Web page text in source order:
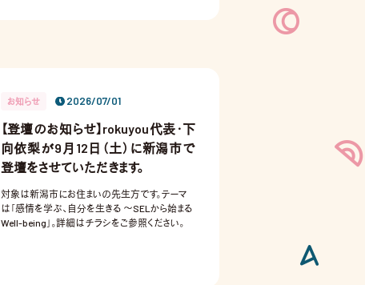
お知らせ 2026/07/01
【登壇のお知らせ】rokuyou代表・下
向依梨が9月12日（土）に新潟市で
登壇をさせていただきます。
対象は新潟市にお住まいの先生方です。テーマ
は「感情を学ぶ、自分を生きる ～SELから始まる
Well-being」。詳細はチラシをご参照ください。